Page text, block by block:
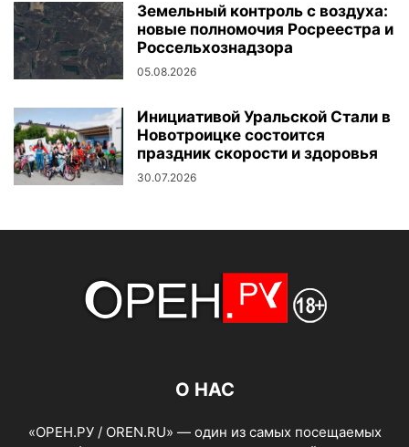
Земельный контроль с воздуха:
новые полномочия Росреестра и
Россельхознадзора
05.08.2026
Инициативой Уральской Стали в
Новотроицке состоится
праздник скорости и здоровья
30.07.2026
О НАС
«ОРЕН.РУ / OREN.RU» — один из самых посещаемых